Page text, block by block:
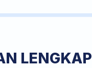
LENGKAP